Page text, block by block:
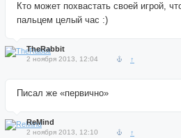
Кто может похвастать своей игрой,
пальцем целый час :)
TheRabbit
2 ноября 2013, 12:04 ↑
Писал же «первично»
ReMind
2 ноября 2013, 12:10 ↑